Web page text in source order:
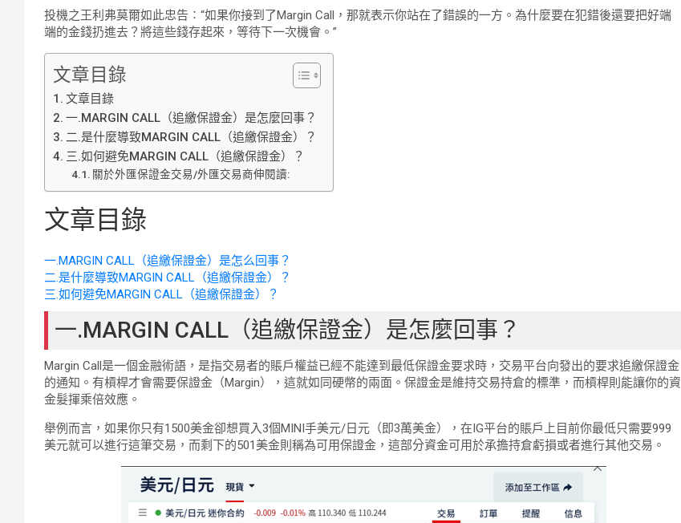
投機之王利弗莫爾如此忠告∶“如果你接到了Margin Call，那就表示你站在了錯誤的一方。為什麼要在犯錯後還要把好端
端的金錢扔進去？將這些錢存起來，等待下一次機會。”
文章目錄
文章目錄
一.MARGIN CALL（追繳保證金）是怎麼回事？
二.是什麼導致MARGIN CALL（追繳保證金）？
三.如何避免MARGIN CALL（追繳保證金）？
關於外匯保證金交易/外匯交易商伸閱讀:
文章目錄
一.MARGIN CALL（追繳保證金）是怎么回事？
二.是什麼導致MARGIN CALL（追繳保證金）？
三.如何避免MARGIN CALL（追繳保證金）？
一.MARGIN CALL（追繳保證金）是怎麼回事？
Margin Call是一個金融術語，是指交易者的賬戶權益已經不能達到最低保證金要求時，交易平台向發出的要求追繳保證金
的通知。有槓桿才會需要保證金（Margin），這就如同硬幣的兩面。保證金是維持交易持倉的標準，而槓桿則能讓你的資
金髮揮乘倍效應。
舉例而言，如果你只有1500美金卻想買入3個MINI手美元/日元（即3萬美金），在IG平台的賬戶上目前你最低只需要999
美元就可以進行這筆交易，而剩下的501美金則稱為可用保證金，這部分資金可用於承擔持倉虧損或者進行其他交易。